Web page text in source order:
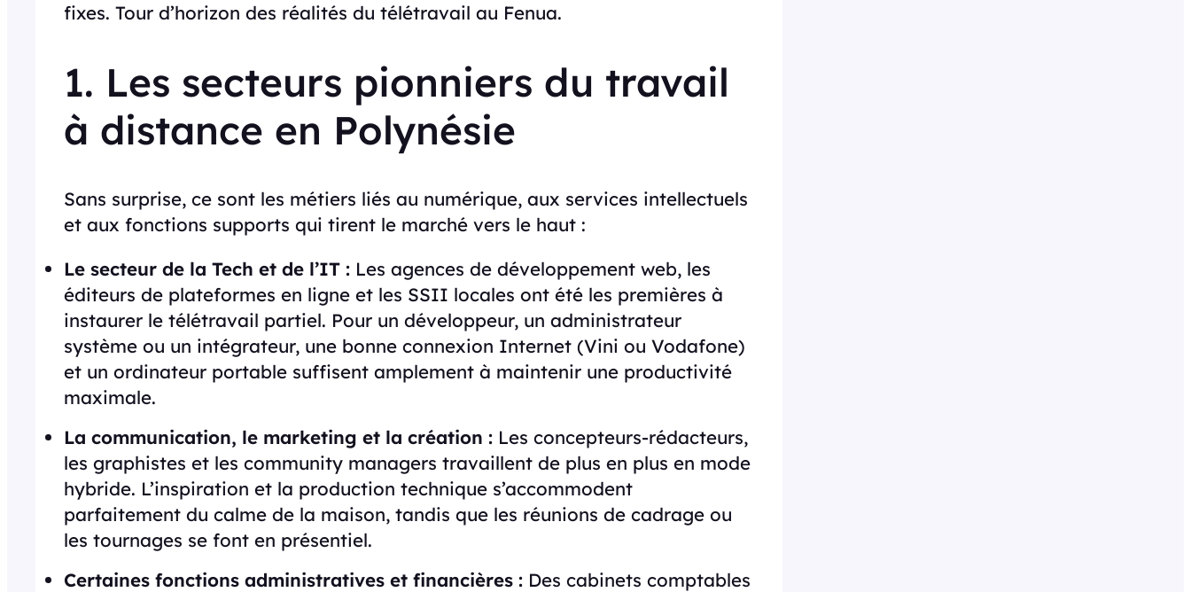
fixes. Tour d’horizon des réalités du télétravail au Fenua.
1. Les secteurs pionniers du travail
à distance en Polynésie
Sans surprise, ce sont les métiers liés au numérique, aux services intellectuels
et aux fonctions supports qui tirent le marché vers le haut :
Le secteur de la Tech et de l’IT : Les agences de développement web, les
éditeurs de plateformes en ligne et les SSII locales ont été les premières à
instaurer le télétravail partiel. Pour un développeur, un administrateur
système ou un intégrateur, une bonne connexion Internet (Vini ou Vodafone)
et un ordinateur portable suffisent amplement à maintenir une productivité
maximale.
La communication, le marketing et la création : Les concepteurs-rédacteurs,
les graphistes et les community managers travaillent de plus en plus en mode
hybride. L’inspiration et la production technique s’accommodent
parfaitement du calme de la maison, tandis que les réunions de cadrage ou
les tournages se font en présentiel.
Certaines fonctions administratives et financières : Des cabinets comptables